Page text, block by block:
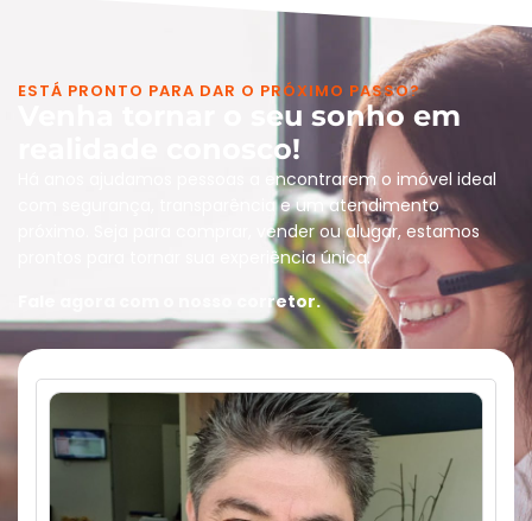
ESTÁ PRONTO PARA DAR O PRÓXIMO PASSO?
Venha tornar o seu sonho em
realidade conosco!
Há anos ajudamos pessoas a encontrarem o imóvel ideal
com segurança, transparência e um atendimento
próximo. Seja para comprar, vender ou alugar, estamos
prontos para tornar sua experiência única.
Fale agora com o nosso corretor.